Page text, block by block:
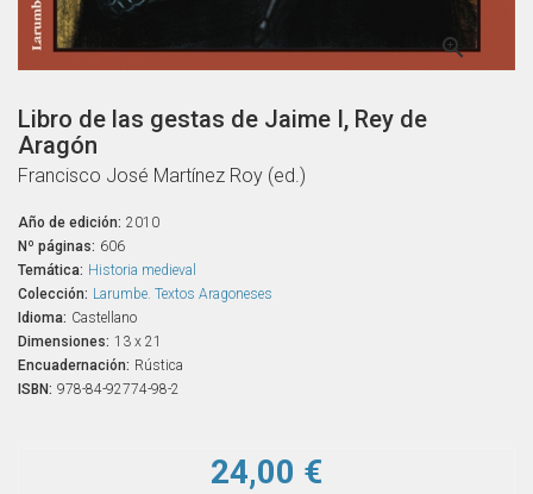

Libro de las gestas de Jaime I, Rey de
Aragón
Francisco José Martínez Roy (ed.)
Año de edición: 2010
Nº páginas: 606
Temática: Historia medieval
Colección: Larumbe. Textos Aragoneses
Idioma: Castellano
Dimensiones: 13 x 21
Encuadernación: Rústica
ISBN: 978-84-92774-98-2
24,00 €